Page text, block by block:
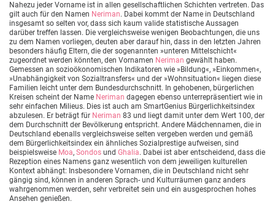
Nahezu jeder Vorname ist in allen gesellschaftlichen Schichten vertreten. Das
gilt auch für den Namen Neriman. Dabei kommt der Name in Deutschland
insgesamt so selten vor, dass sich kaum valide statistische Aussagen
darüber treffen lassen. Die vergleichsweise wenigen Beobachtungen, die uns
zu dem Namen vorliegen, deuten aber darauf hin, dass in den letzten Jahren
besonders häufig Eltern, die der sogenannten »unteren Mittelschicht«
zugeordnet werden könnten, den Vornamen Neriman gewählt haben.
Gemessen an sozioökonomischen Indikatoren wie »Bildung«, »Einkommen«,
»Unabhängigkeit von Sozialtransfers« und der »Wohnsituation« liegen diese
Familien leicht unter dem Bundesdurchschnitt. In gehobenen, bürgerlichen
Kreisen scheint der Name Neriman dagegen ebenso unterrepräsentiert wie in
sehr einfachen Milieus. Dies ist auch am SmartGenius Bürgerlichkeitsindex
abzulesen. Er beträgt für Neriman 83 und liegt damit unter dem Wert 100, der
dem Durchschnitt der Bevölkerung entspricht. Andere Mädchennamen, die in
Deutschland ebenalls vergleichsweise selten vergeben werden und gemäß
dem Bürgerlichkeitsindex ein ähnliches Sozialprestige aufweisen, sind
beispielsweise Moa, Sondos und Ghalia. Dabei ist aber entscheidend, dass die
Rezeption eines Namens ganz wesentlich von dem jeweiligen kulturellen
Kontext abhängt: Insbesondere Vornamen, die in Deutschland nicht sehr
gängig sind, können in anderen Sprach- und Kulturräumen ganz anders
wahrgenommen werden, sehr verbreitet sein und ein ausgesprochen hohes
Ansehen genießen.